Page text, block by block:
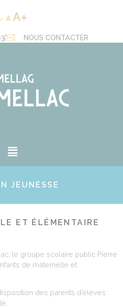
A A
NOUS CONTACTER
JEUNESSE
ET ÉLÉMENTAIRE
le groupe scolaire public Pierre
de maternelle et
des parents d’élèves